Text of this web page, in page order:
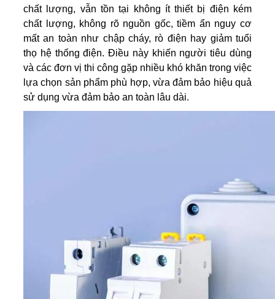
chất lượng, vẫn tồn tại không ít thiết bị điện kém
chất lượng, không rõ nguồn gốc, tiềm ẩn nguy cơ
mất an toàn như chập cháy, rò điện hay giảm tuổi
thọ hệ thống điện. Điều này khiến người tiêu dùng
và các đơn vị thi công gặp nhiều khó khăn trong việc
lựa chọn sản phẩm phù hợp, vừa đảm bảo hiệu quả
sử dụng vừa đảm bảo an toàn lâu dài.